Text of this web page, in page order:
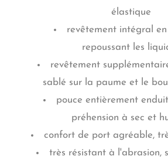
élastique
revêtement intégral
repoussant les
revêtement
sablé sur la paume et le
pouce entièrement
préhension à sec et
confort de port agréable,
très résistant à l'abrasion,